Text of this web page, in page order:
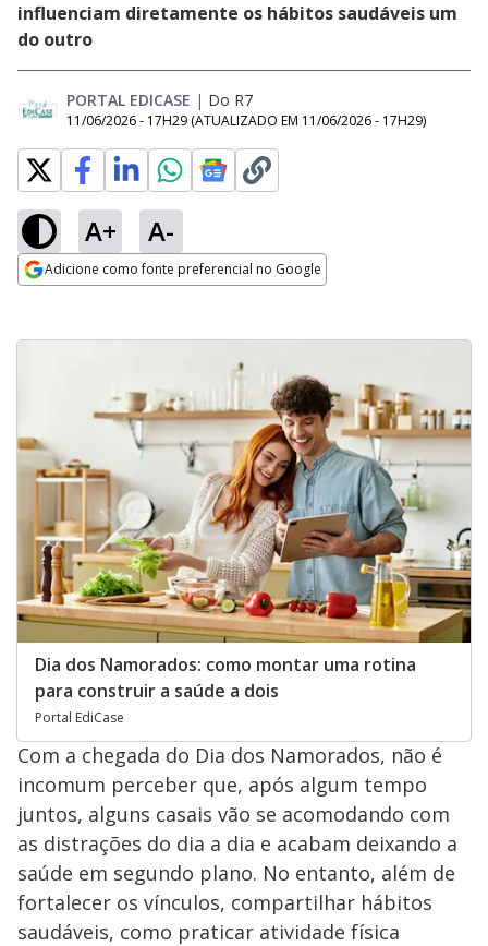
influenciam diretamente os hábitos saudáveis um
do outro
PORTAL EDICASE | Do R7
11/06/2026 - 17H29 (ATUALIZADO EM 11/06/2026 - 17H29)
A+ A-
Adicione como fonte preferencial no Google
Dia dos Namorados: como montar uma rotina
para construir a saúde a dois
Portal EdiCase
Com a chegada do Dia dos Namorados, não é
incomum perceber que, após algum tempo
juntos, alguns casais vão se acomodando com
as distrações do dia a dia e acabam deixando a
saúde em segundo plano. No entanto, além de
fortalecer os vínculos, compartilhar hábitos
saudáveis, como praticar atividade física